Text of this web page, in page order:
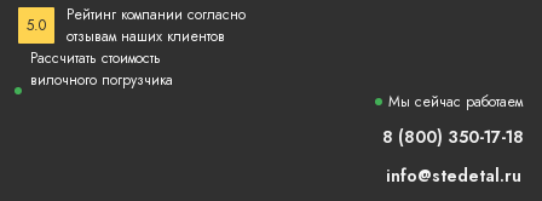
5.0
Рейтинг компании согласно
отзывам наших клиентов
Рассчитать стоимость
вилочного погрузчика
Мы сейчас работаем
8 (800) 350-17-18
info@stedetal.ru